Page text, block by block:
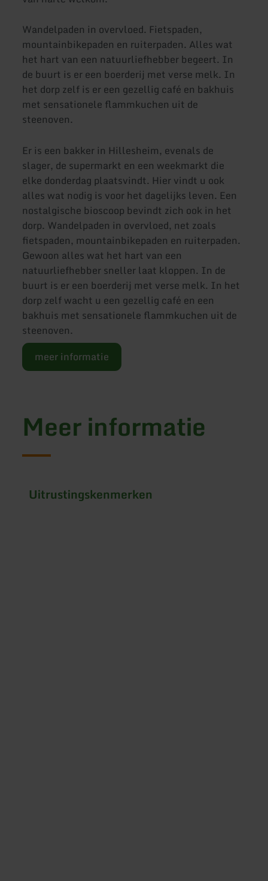
Wandelpaden in overvloed. Fietspaden,
mountainbikepaden en ruiterpaden. Alles wat
het hart van een natuurliefhebber begeert. In
de buurt is er een boerderij met verse melk. In
het dorp zelf is er een gezellig café en bakhuis
met sensationele flammkuchen uit de
steenoven.
Er is een bakker in Hillesheim, evenals de
slager, de supermarkt en een weekmarkt die
elke donderdag plaatsvindt. Hier vindt u ook
alles wat nodig is voor het dagelijks leven. Een
nostalgische bioscoop bevindt zich ook in het
dorp. Wandelpaden in overvloed, net zoals
fietspaden, mountainbikepaden en ruiterpaden.
Gewoon alles wat het hart van een
natuurliefhebber sneller laat kloppen. In de
buurt is er een boerderij met verse melk. In het
dorp zelf wacht u een gezellig café en een
bakhuis met sensationele flammkuchen uit de
steenoven.
meer informatie
Meer informatie
Uitrustingskenmerken